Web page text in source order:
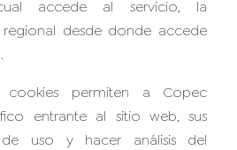
accede al servicio, la
desde donde accede
cookies permiten a Copec
entrante al sitio web, sus
de uso y hacer análisis del